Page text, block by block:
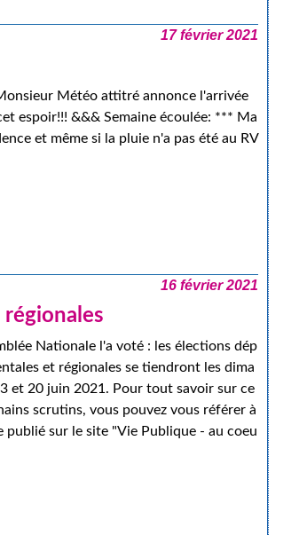
17 février 2021
Météo attitré annonce l'arrivée
espoir!!! &&& Semaine écoulée: *** Ma
et même si la pluie n'a pas été au RV
16 février 2021
Nationale l'a voté : les élections dép
et régionales se tiendront les dima
et 20 juin 2021. Pour tout savoir sur ce
scrutins, vous pouvez vous référer à
publié sur le site "Vie Publique - au coeu